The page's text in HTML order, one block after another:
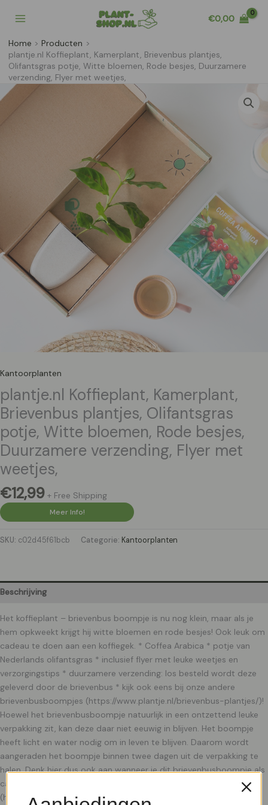
naar
inhoud
€0,00
Home
Producten
plantje.nl Koffieplant, Kamerplant, Brievenbus plantjes,
Olifantsgras potje, Witte bloemen, Rode besjes, Duurzamere
verzending, Flyer met weetjes,
Kantoorplanten
plantje.nl Koffieplant, Kamerplant,
Brievenbus plantjes, Olifantsgras
potje, Witte bloemen, Rode besjes,
Duurzamere verzending, Flyer met
weetjes,
€12,99 + Free Shipping
Meer Info!
SKU: c02d45f61bcb Categorie: Kantoorplanten
Beschrijving
Het koffieplant – brievenbus boompje is nu nog klein, maar als je
hem opkweekt krijgt hij witte bloemen en rode besjes! Ook leuk om
cadeau te doen aan een koffiegek. * Coffea Arabica * potje van
Nederlands olifantsgras * inclusief flyer met leuke weetjes en
verzorgingstips * duurzamere verzending: los besteld wordt deze
geleverd door de brievenbus * kijk ook eens bij onze andere
brievenbusboompjes (https://www.plantje.nl/brievenbus-plantjes/)!
Hoewel het brievenbusboompje natuurlijk in een ontzettend leuke
verpakking zit, kan deze daar niet eeuwig in blijven. Het boompje
heeft licht en water nodig om in leven te blijven. Daarom wordt
aangeraden het boompje binnen twee dagen uit de verpakking te
halen. Denk hier dus ook aan wanneer je dit brievenbusboompje als
cadeau wil geven. Lees alles over Koffieplant verzorging
(https://www.plantje.nl/verzorging/koffieplant/)! De koffieplant